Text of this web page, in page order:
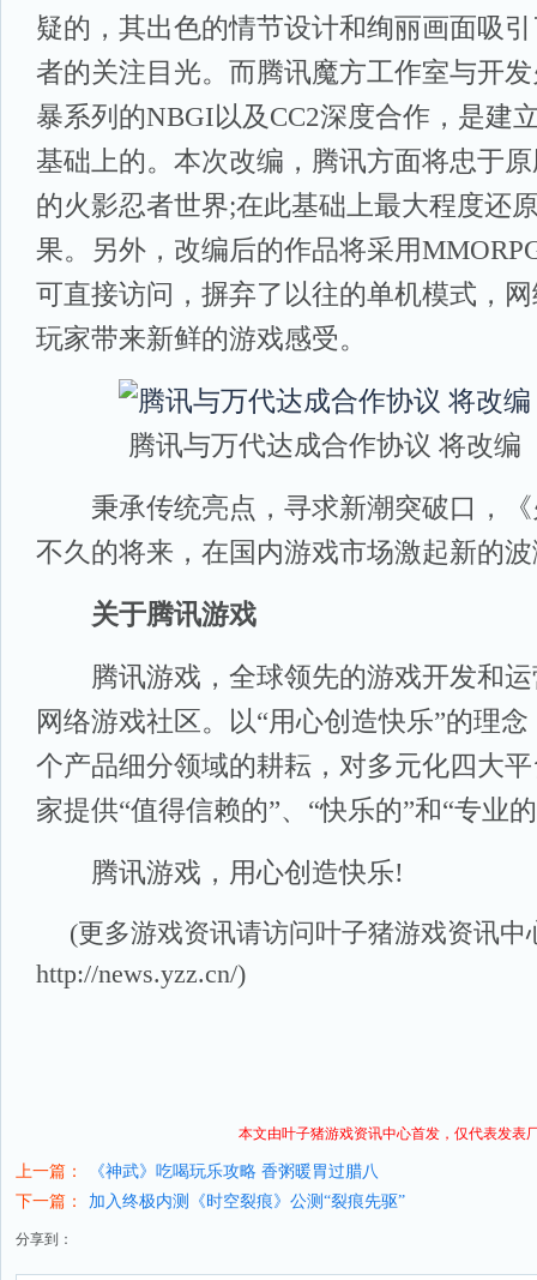
疑的，其出色的情节设计和绚丽画面吸
者的关注目光。而腾讯魔方工作室与开
暴系列的NBGI以及CC2深度合作，是建
基础上的。本次改编，腾讯方面将忠于
的火影忍者世界;在此基础上最大程度还
果。另外，改编后的作品将采用
可直接访问，摒弃了以往的单机模式，
玩家带来新鲜的游戏感受。
腾讯与万代达成合作协议 将改编
秉承传统亮点，寻求新潮突破口，《
不久的将来，在国内游戏市场激起新的
关于腾讯游戏
腾讯游戏，全球领先的游戏开发和运
网络游戏社区。以“用心创造快乐”的理
个产品细分领域的耕耘，对多元化四大
家提供“值得信赖的”、“快乐的”和“专业
腾讯游戏，用心创造快乐!
(更多游戏资讯请访问叶子猪游戏资讯中
http://news.yzz.cn/)
本文由叶子猪游戏资讯中心首发，仅代表发表
上一篇：
《神武》吃喝玩乐攻略 香粥暖胃过腊八
下一篇：
加入终极内测《时空裂痕》公测“裂痕先驱”
分享到：